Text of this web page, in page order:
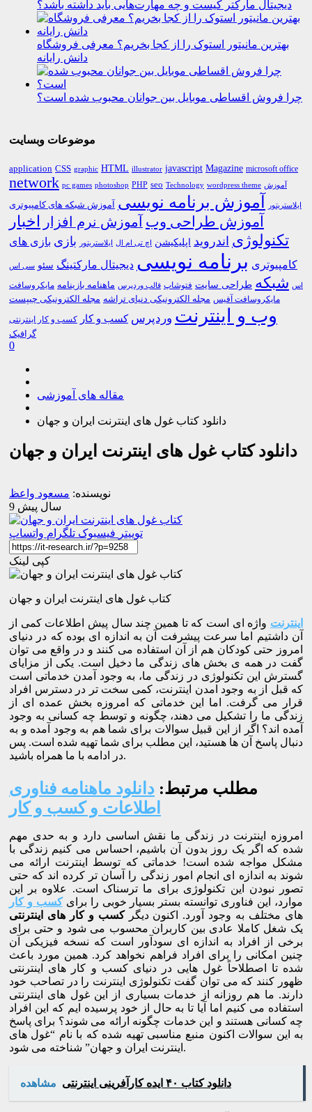
دیجیتال مارکتر کیست و چه مهارت‌هایی باید داشته باشد؟
بهترین مانیتور استوک را از کجا بخریم؟ معرفی فروشگاه
دانش رایانه
چرا فروش اقساطی موبایل بین جوانان محبوب شده است؟
موضوعات وبسایت
application CSS graphic HTML illustrator javascript Magazine microsoft office
network pc games photoshop PHP seo Technology wordpress theme آموزش
ایلاستریتور آموزش برنامه نویسی آموزش شبکه های کامپیوتری
آموزش طراحی وب آموزش نرم افزار اخبار
تکنولوژی اندروید اپلیکیشن اچ تی ام ال ایلاستریتور بازی بازی های
کامپیوتری برنامه نویسی دیجیتال مارکتینگ سئو سی اس
اس شبکه طراحی سایت فتوشاپ قالب وردپرس ماهنامه بازینامه مایکروسافت
مایکروسافت آفیس مجله الکترونیکی دنیای تراشه مجله الکترونیکی چیپست
وب و اینترنت وردپرس کسب و کار کسب و کار اینترنتی
گرافیک
0
مقاله های آموزشی
دانلود کتاب غول های اینترنت ایران و جهان
دانلود کتاب غول های اینترنت ایران و جهان
نویسنده: مسعود واعظ
9 سال پیش
توییتر فیسبوک تلگرام واتساپ
کپی لینک
کتاب غول های اینترنت ایران و جهان
اینترنت واژه ای است که تا همین چند سال پیش اطلاعات کمی از
آن داشتیم اما سرعت پیشرفت آن به اندازه ای بوده که در دنیای
امروز حتی کودکان هم از آن استفاده می کنند و در واقع می توان
گفت در همه ی بخش های زندگی ما دخیل است. یکی از مزایای
گسترش این تکنولوژی در زندگی ما، به وجود آمدن خدماتی است
که قبل از به وجود امدن اینترنت، کمی سخت تر در دسترس افراد
قرار می گرفت. اما این خدماتی که امروزه بخش عمده ای از
زندگی ما را تشکیل می دهند، چگونه و توسط چه کسانی به وجود
آمده اند؟ اگر از این قبیل سوالات برای شما هم به وجود آمده و به
دنبال پاسخ آن ها هستید، این مطلب برای شما تهیه شده است. پس
در ادامه با ما همراه باشید.
مطلب مرتبط: دانلود ماهنامه فناوری
اطلاعات و کسب و کار
امروزه اینترنت در زندگی ما نقش اساسی دارد و به حدی مهم
شده که اگر یک روز بدون آن باشیم، احساس می کنیم زندگی با
مشکل مواجه شده است! خدماتی که توسط اینترنت ارائه می
شوند به اندازه ای انجام امور زندگی را آسان تر کرده اند که حتی
تصور نبودن این تکنولوژی برای ما ترسناک است. علاوه بر این
موارد، این فناوری توانسته بستر بسیار خوبی را برایکسب و کار
های مختلف به وجود آورد. اکنون دیگرکسب و کار های اینترنتی
یک شغل کاملا عادی بین کاربران محسوب می شود و حتی برای
برخی از افراد به اندازه ای سودآور است که نسخه فیزیکی آن
چنین امکانی را برای افراد فراهم نخواهد کرد. همین مورد باعث
شده تا اصطلاحاً غول هایی در دنیای کسب و کار های اینترنتی
ظهور کنند که می توان گفت تکنولوژی اینترنت را در تصاحب خود
دارند. ما هم روزانه از خدمات بسیاری از این غول های اینترنتی
استفاده می کنیم اما آیا تا به حال از خود پرسیده ایم که این افراد
چه کسانی هستند و این خدمات چگونه ارائه می شوند؟ برای پاسخ
به این سوالات اکنون منبع مناسبی تهیه شده که با نام “غول های
اینترنت ایران و جهان” شناخته می شود.
مشاهده دانلود کتاب ۴۰ ایده کارآفرینی اینترنتی